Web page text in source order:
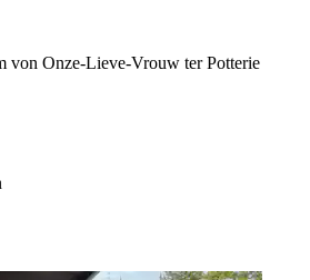
von Onze-Lieve-Vrouw ter Potterie